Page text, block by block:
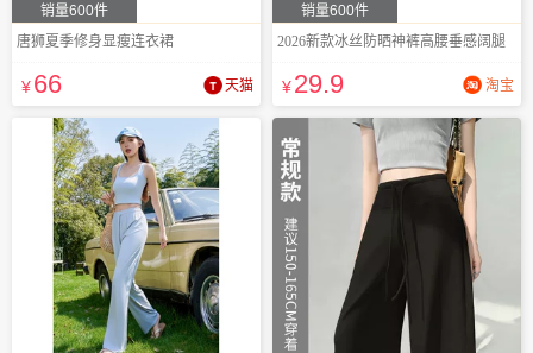
销量600件
唐狮夏季修身显瘦连衣裙
¥66 天猫
销量600件
2026新款冰丝防晒神裤高腰垂感阔腿
¥29.9 淘宝